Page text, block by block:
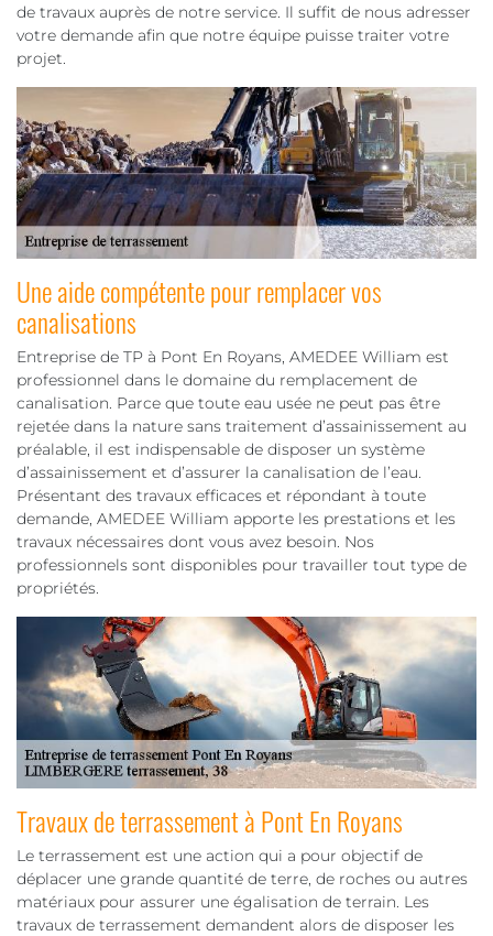
de travaux auprès de notre service. Il suffit de nous adresser
votre demande afin que notre équipe puisse traiter votre
projet.
Une aide compétente pour remplacer vos
canalisations
Entreprise de TP à Pont En Royans, AMEDEE William est
professionnel dans le domaine du remplacement de
canalisation. Parce que toute eau usée ne peut pas être
rejetée dans la nature sans traitement d’assainissement au
préalable, il est indispensable de disposer un système
d’assainissement et d’assurer la canalisation de l’eau.
Présentant des travaux efficaces et répondant à toute
demande, AMEDEE William apporte les prestations et les
travaux nécessaires dont vous avez besoin. Nos
professionnels sont disponibles pour travailler tout type de
propriétés.
Travaux de terrassement à Pont En Royans
Le terrassement est une action qui a pour objectif de
déplacer une grande quantité de terre, de roches ou autres
matériaux pour assurer une égalisation de terrain. Les
travaux de terrassement demandent alors de disposer les